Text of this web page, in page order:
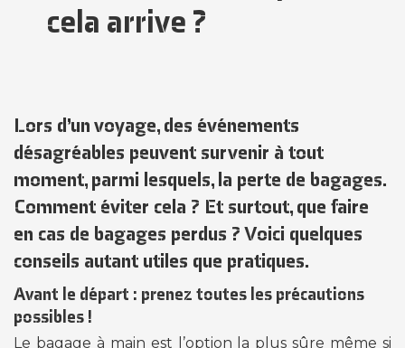
cela arrive ?
Lors d’un voyage, des événements
désagréables peuvent survenir à tout
moment, parmi lesquels, la perte de bagages.
Comment éviter cela ? Et surtout, que faire
en cas de bagages perdus ? Voici quelques
conseils autant utiles que pratiques.
Avant le départ : prenez toutes les précautions
possibles !
Le bagage à main est l’option la plus sûre même si